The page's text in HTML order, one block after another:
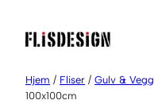
innhold
Hjem / Fliser / Gulv & Vegg
100x100cm